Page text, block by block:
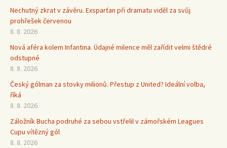
Nechutný zkrat v závěru. Exsparťan při dramatu viděl za svůj
prohřešek červenou
8. 8. 2026
Nová aféra kolem Infantina. Údajné milence měl zařídit velmi štědré
odstupné
8. 8. 2026
Český gólman za stovky milionů. Přestup z United? Ideální volba,
říká
8. 8. 2026
Záložník Bucha podruhé za sebou vstřelil v zámořském Leagues
Cupu vítězný gól
8. 8. 2026